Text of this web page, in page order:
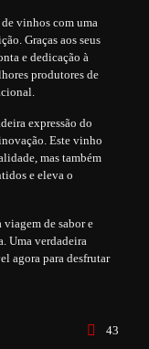
vinhos com uma
Graças aos seus
e dedicação à
produtores de
expressão do
Este vinho
mas também
e eleva o
viagem de sabor e
Uma verdadeira
agora para desfrutar
43